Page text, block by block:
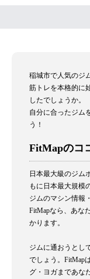
稲城市で人気のジ
筋トレを本格的に
したでしょうか。
自分に合ったジム
う！
FitMapのコ
日本最大級のジム
もに日本最大規模
ジムのマシン情報
FitMapなら、あな
かります。
ジムに通おうとし
でしょう。FitMap
グ・ヨガまであな